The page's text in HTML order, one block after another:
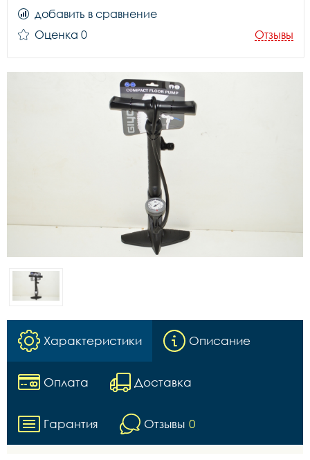
добавить в сравнение
Оценка 0
Отзывы
Характеристики Описание
Оплата Доставка
Гарантия Отзывы 0